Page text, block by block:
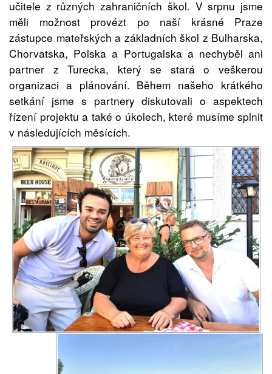
učitele z různých zahraničních škol. V srpnu jsme
měli možnost provézt po naší krásné Praze
zástupce mateřských a základních škol z Bulharska,
Chorvatska, Polska a Portugalska a nechyběl ani
partner z Turecka, který se stará o veškerou
organizaci a plánování. Během našeho krátkého
setkání jsme s partnery diskutovali o aspektech
řízení projektu a také o úkolech, které musíme splnit
v následujících měsících.